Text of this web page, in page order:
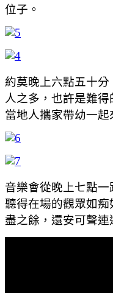
位子。
約莫晚上六點五十
人之多，也許是難
當地人攜家帶幼一起
音樂會從晚上七點一
聽得在場的觀眾如
盡之餘，還安可聲連